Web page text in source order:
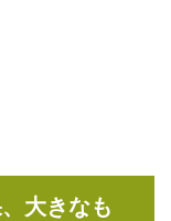
大きなも